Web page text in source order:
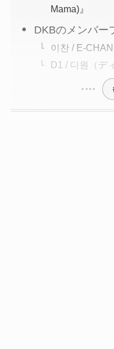
Mama)』
DKBのメンバー
이찬 / E-CHAN
D1 / 디원（デ